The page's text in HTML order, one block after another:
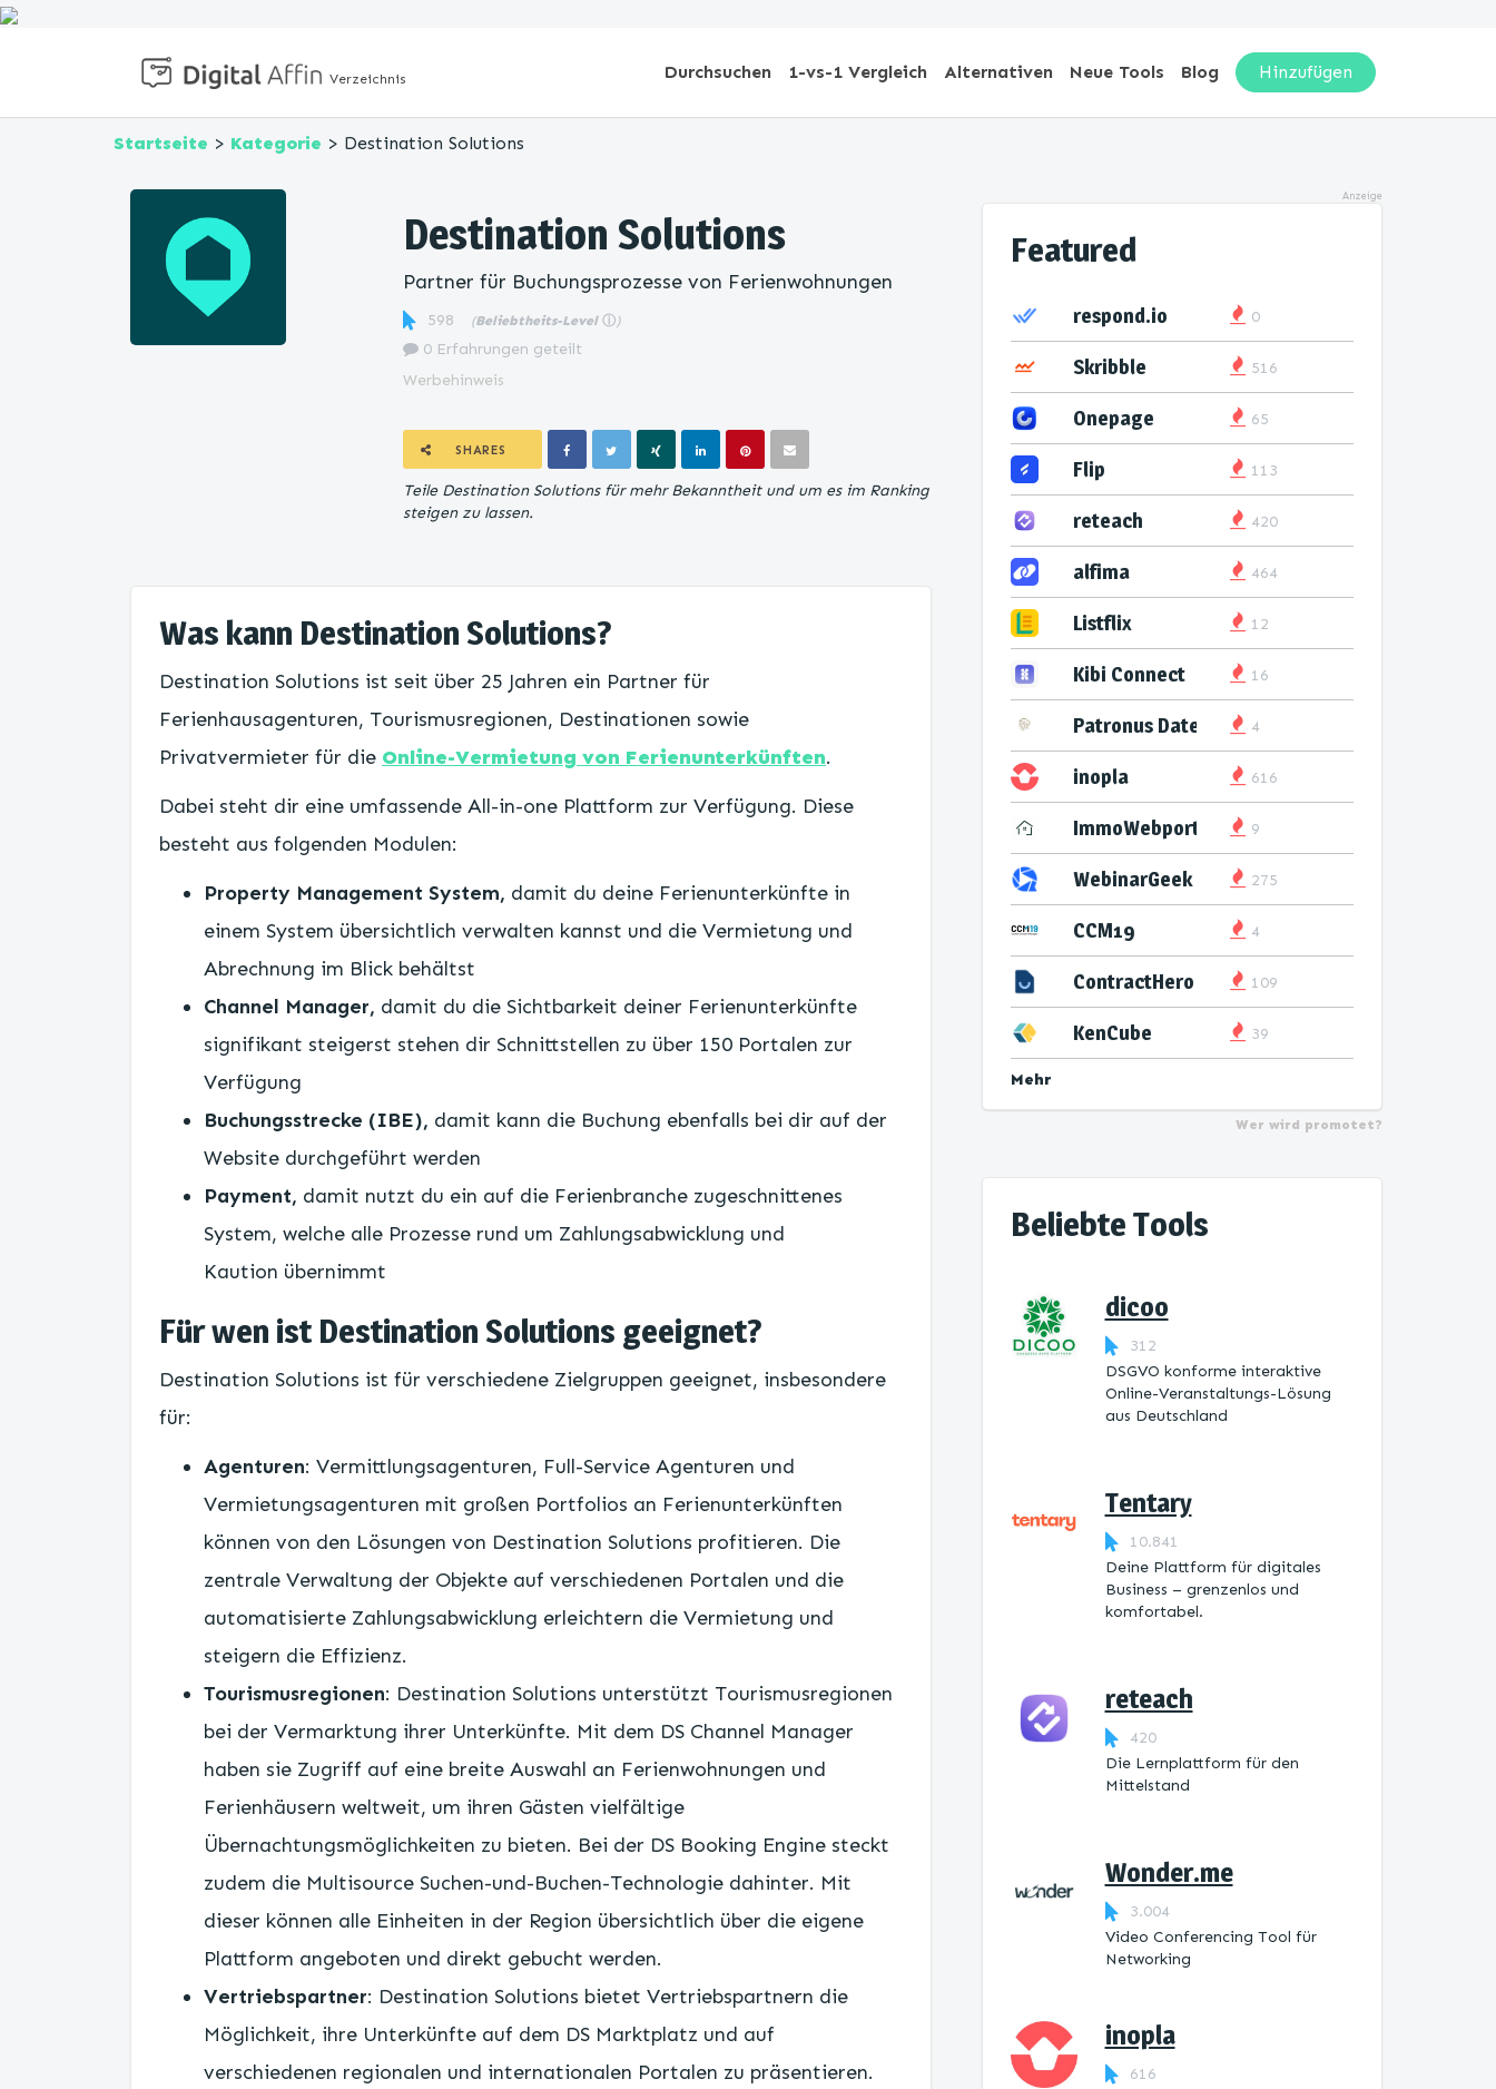
Verzeichnis Durchsuchen 1-vs-1 Vergleich Alternativen Neue Tools Blog Hinzufügen
Startseite > Kategorie > Destination Solutions
Destination Solutions
Partner für Buchungsprozesse von Ferienwohnungen
598 (Beliebtheits-Level ⓘ)
0 Erfahrungen geteilt
Werbehinweis
SHARES
Teile Destination Solutions für mehr Bekanntheit und um es im Ranking
steigen zu lassen.
Was kann Destination Solutions?
Destination Solutions ist seit über 25 Jahren ein Partner für
Ferienhausagenturen, Tourismusregionen, Destinationen sowie
Privatvermieter für die Online-Vermietung von Ferienunterkünften.
Dabei steht dir eine umfassende All-in-one Plattform zur Verfügung. Diese
besteht aus folgenden Modulen:
Property Management System, damit du deine Ferienunterkünfte in
einem System übersichtlich verwalten kannst und die Vermietung und
Abrechnung im Blick behältst
Channel Manager, damit du die Sichtbarkeit deiner Ferienunterkünfte
signifikant steigerst stehen dir Schnittstellen zu über 150 Portalen zur
Verfügung
Buchungsstrecke (IBE), damit kann die Buchung ebenfalls bei dir auf der
Website durchgeführt werden
Payment, damit nutzt du ein auf die Ferienbranche zugeschnittenes
System, welche alle Prozesse rund um Zahlungsabwicklung und
Kaution übernimmt
Für wen ist Destination Solutions geeignet?
Destination Solutions ist für verschiedene Zielgruppen geeignet, insbesondere
für:
Agenturen: Vermittlungsagenturen, Full-Service Agenturen und
Vermietungsagenturen mit großen Portfolios an Ferienunterkünften
können von den Lösungen von Destination Solutions profitieren. Die
zentrale Verwaltung der Objekte auf verschiedenen Portalen und die
automatisierte Zahlungsabwicklung erleichtern die Vermietung und
steigern die Effizienz.
Tourismusregionen: Destination Solutions unterstützt Tourismusregionen
bei der Vermarktung ihrer Unterkünfte. Mit dem DS Channel Manager
haben sie Zugriff auf eine breite Auswahl an Ferienwohnungen und
Ferienhäusern weltweit, um ihren Gästen vielfältige
Übernachtungsmöglichkeiten zu bieten. Bei der DS Booking Engine steckt
zudem die Multisource Suchen-und-Buchen-Technologie dahinter. Mit
dieser können alle Einheiten in der Region übersichtlich über die eigene
Plattform angeboten und direkt gebucht werden.
Vertriebspartner: Destination Solutions bietet Vertriebspartnern die
Möglichkeit, ihre Unterkünfte auf dem DS Marktplatz und auf
verschiedenen regionalen und internationalen Portalen zu präsentieren.
Anzeige
Featured
respond.io 0
Skribble 516
Onepage 65
Flip 113
reteach 420
alfima 464
Listflix 12
Kibi Connect 16
Patronus Datenservice
4
inopla 616
ImmoWebport 9
WebinarGeek 275
CCM19 4
ContractHero 109
KenCube 39
Mehr
Wer wird promotet?
Beliebte Tools
dicoo
312
DSGVO konforme interaktive
Online-Veranstaltungs-Lösung
aus Deutschland
Tentary
10.841
Deine Plattform für digitales
Business – grenzenlos und
komfortabel.
reteach
420
Die Lernplattform ​für den
Mittelstand
Wonder.me
3.004
Video Conferencing Tool für
Networking
inopla
616